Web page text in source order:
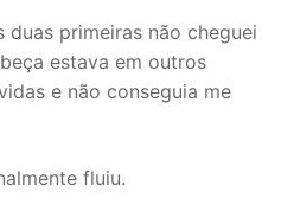
duas primeiras não cheguei
estava em outros
e não conseguia me
fluiu.